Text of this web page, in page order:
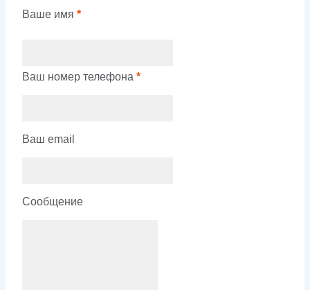
Ваше имя *
Ваш номер телефона *
Ваш email
Сообщение